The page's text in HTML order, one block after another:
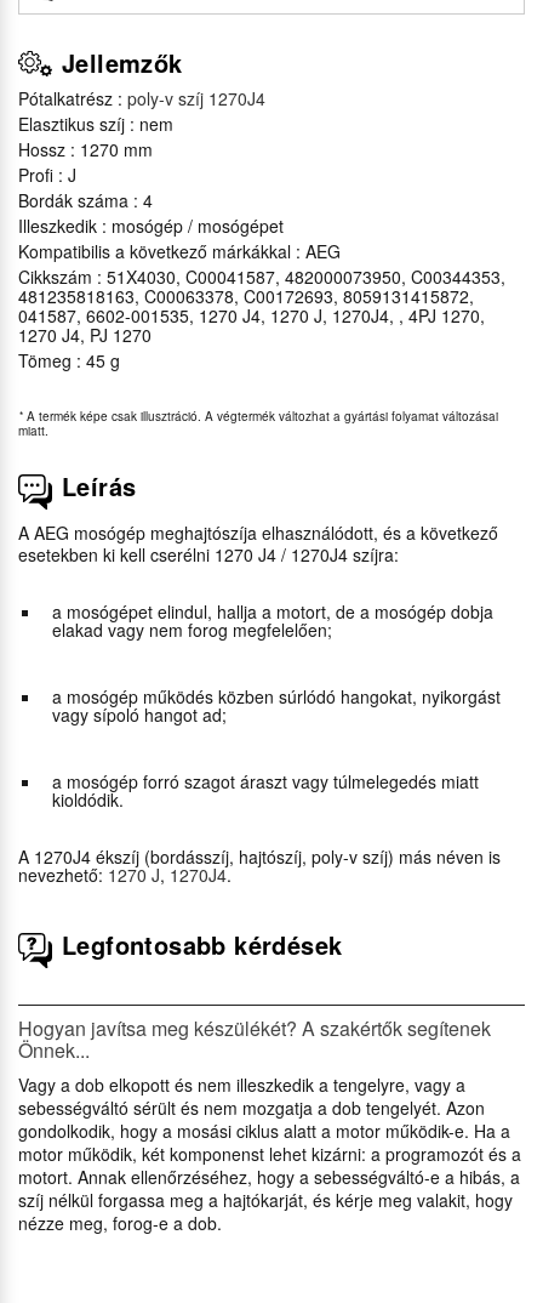
Jellemzők
Pótalkatrész : poly-v szíj 1270J4
Elasztikus szíj : nem
Hossz : 1270 mm
Profi : J
Bordák száma : 4
Illeszkedik : mosógép / mosógépet
Kompatibilis a következő márkákkal : AEG
Cikkszám : 51X4030, C00041587, 482000073950, C00344353,
481235818163, C00063378, C00172693, 8059131415872,
041587, 6602-001535, 1270 J4, 1270 J, 1270J4, , 4PJ 1270,
1270 J4, PJ 1270
Tömeg : 45 g
* A termék képe csak illusztráció. A végtermék változhat a gyártási folyamat változásai
miatt.
Leírás
A AEG mosógép meghajtószíja elhasználódott, és a következő
esetekben ki kell cserélni 1270 J4 / 1270J4 szíjra:
a mosógépet elindul, hallja a motort, de a mosógép dobja
elakad vagy nem forog megfelelően;
a mosógép működés közben súrlódó hangokat, nyikorgást
vagy sípoló hangot ad;
a mosógép forró szagot áraszt vagy túlmelegedés miatt
kioldódik.
A 1270J4 ékszíj (bordásszíj, hajtószíj, poly-v szíj) más néven is
nevezhető: 1270 J, 1270J4.
Legfontosabb kérdések
Hogyan javítsa meg készülékét? A szakértők segítenek
Önnek...
Vagy a dob elkopott és nem illeszkedik a tengelyre, vagy a
sebességváltó sérült és nem mozgatja a dob tengelyét. Azon
gondolkodik, hogy a mosási ciklus alatt a motor működik-e. Ha a
motor működik, két komponenst lehet kizárni: a programozót és a
motort. Annak ellenőrzéséhez, hogy a sebességváltó-e a hibás, a
szíj nélkül forgassa meg a hajtókarját, és kérje meg valakit, hogy
nézze meg, forog-e a dob.